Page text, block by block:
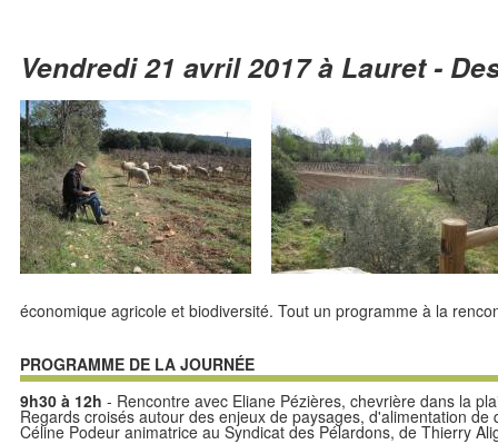
Vendredi 21 avril 2017 à Lauret -
économique agricole et biodiversité. Tout un programme à la
PROGRAMME DE LA JOURNÉE
9h30 à 12h - Rencontre avec Eliane Pézières, chevrière dans la
Regards croisés autour des enjeux de paysages, d'alimentation
Céline Podeur animatrice au Syndicat des Pélardons, de Thierry